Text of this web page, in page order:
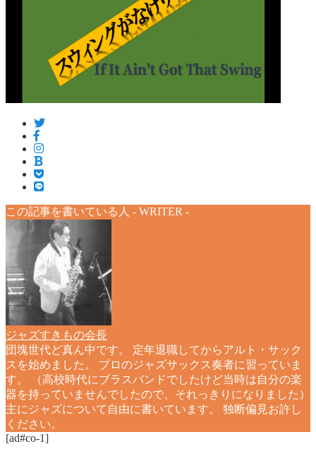
この記事を書いている人 - WRITER -
ジャズすきもの会長
団塊世代ど真ん中です。 定年退職してからアルト・サック
スを始めました。 プロのジャズサックス奏者に習っていま
す。 （高校時代にブラスバンドでしたけど当時は自分の楽
器を持っていませんでしたので、それっきりになりました）
主にジャズについて自由に書いています。 独断偏見お許し
ください。
[ad#co-1]